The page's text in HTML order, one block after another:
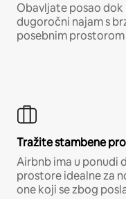
Obavljate posao
dugoročni najam s
posebnim prostorom
Tražite stambene
Airbnb ima u ponudi
prostore idealne za
one koji se zbog